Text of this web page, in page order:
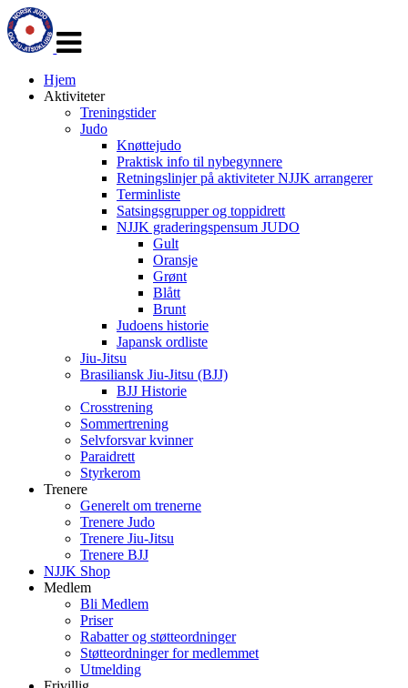
navigasjon
Hjem
Aktiviteter
Treningstider
Judo
Knøttejudo
Praktisk info til nybegynnere
Retningslinjer på aktiviteter NJJK arrangerer
Terminliste
Satsingsgrupper og toppidrett
NJJK graderingspensum JUDO
Gult
Oransje
Grønt
Blått
Brunt
Judoens historie
Japansk ordliste
Jiu-Jitsu
Brasiliansk Jiu-Jitsu (BJJ)
BJJ Historie
Crosstrening
Sommertrening
Selvforsvar kvinner
Paraidrett
Styrkerom
Trenere
Generelt om trenerne
Trenere Judo
Trenere Jiu-Jitsu
Trenere BJJ
NJJK Shop
Medlem
Bli Medlem
Priser
Rabatter og støtteordninger
Støtteordninger for medlemmet
Utmelding